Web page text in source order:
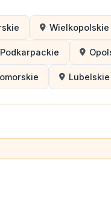
Wielkopolskie
Podkarpackie
Lubelskie